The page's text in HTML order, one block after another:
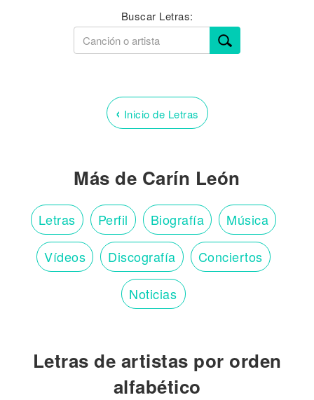
Buscar Letras:
‹ Inicio de Letras
Más de Carín León
Letras Perfil Biografía Música
Vídeos Discografía Conciertos
Noticias
Letras de artistas por orden
alfabético